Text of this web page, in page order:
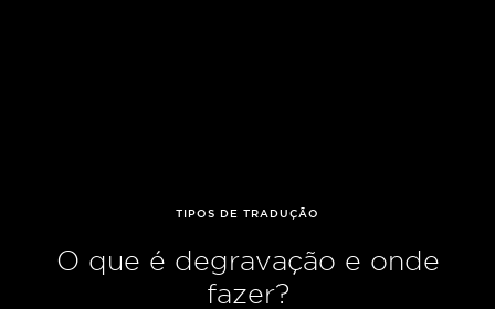
TIPOS DE TRADUÇÃO
O que é degravação e onde
fazer?